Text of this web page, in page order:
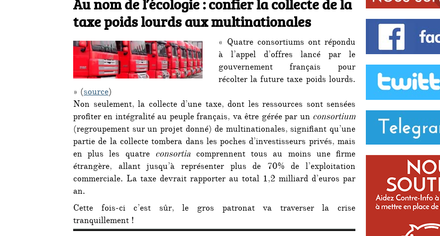
Au nom de l’écologie : confier la collecte de la
taxe poids lourds aux multinationales
« Quatre consortiums ont répondu
à l’appel d’offres lancé par le
gouvernement français pour
récolter la future taxe poids lourds.
» (source)
Non seulement, la collecte d’une taxe, dont les ressources sont sensées
profiter en intégralité au peuple français, va être gérée par un consortium
(regroupement sur un projet donné) de multinationales, signifiant qu’une
partie de la collecte tombera dans les poches d’investisseurs privés, mais
en plus les quatre consortiacomprennent tous au moins une firme
étrangère, allant jusqu’à représenter plus de 70% de l’exploitation
commerciale. La taxe devrait rapporter au total 1,2 milliard d’euros par
an.
Cette fois-ci c’est sûr, le gros patronat va traverser la crise
tranquillement !